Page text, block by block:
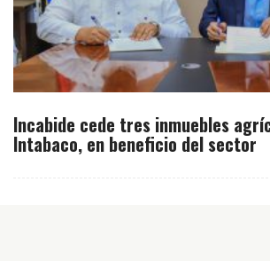
Incabide cede tres inmuebles
Intabaco, en beneficio del sector